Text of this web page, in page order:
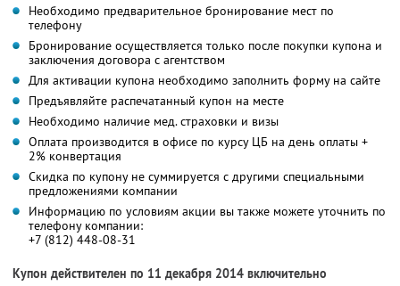
Необходимо предварительное бронирование мест по
телефону
Бронирование осуществляется только после покупки купона и
заключения договора с агентством
Для активации купона необходимо заполнить форму на сайте
Предъявляйте распечатанный купон на месте
Необходимо наличие мед. страховки и визы
Оплата производится в офисе по курсу ЦБ на день оплаты +
2% конвертация
Скидка по купону не суммируется с другими специальными
предложениями компании
Информацию по условиям акции вы также можете уточнить по
телефону компании:
+7 (812) 448-08-31
Купон действителен по 11 декабря 2014 включительно